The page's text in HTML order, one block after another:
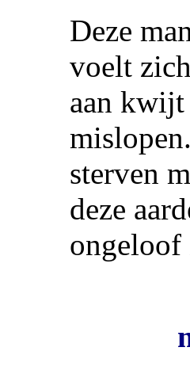
Deze
voelt
aan
sterven
deze
ongeloof